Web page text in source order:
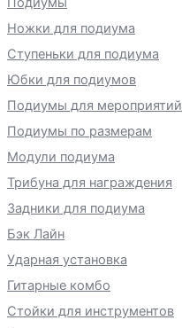
Ножки для подиума
Ступеньки для подиума
Юбки для подиумов
Подиумы для мероприятий
Подиумы по размерам
Модули подиума
Трибуна для награждения
Задники для подиума
Бэк Лайн
Ударная установка
Гитарные комбо
Стойки для инструментов